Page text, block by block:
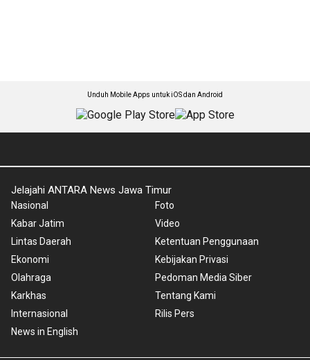
Unduh Mobile Apps untuk iOS dan Android
Jelajahi ANTARA News Jawa Timur
Nasional
Kabar Jatim
Lintas Daerah
Ekonomi
Olahraga
Karkhas
Internasional
News in English
Foto
Video
Ketentuan Penggunaan
Kebijakan Privasi
Pedoman Media Siber
Tentang Kami
Rilis Pers